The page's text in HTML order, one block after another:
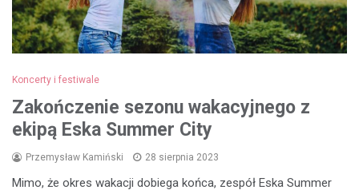
Koncerty i festiwale
Zakończenie sezonu wakacyjnego z
ekipą Eska Summer City
Przemysław Kamiński 28 sierpnia 2023
Mimo, że okres wakacji dobiega końca, zespół Eska Summer